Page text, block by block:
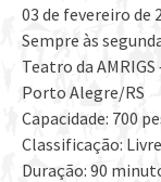
03 de fevereiro de
Sempre às
Teatro da
Porto Alegre/RS
Capacidade: 700
Classificação: Livre
Duração: 90